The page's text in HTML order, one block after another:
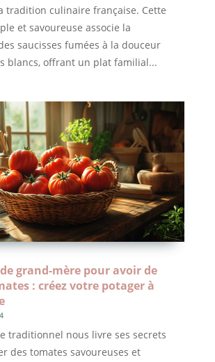
tradition culinaire française. Cette
et savoureuse associe la
saucisses fumées à la douceur
blancs, offrant un plat familial...
grand-mère pour avoir de
: créez votre potager à
traditionnel nous livre ses secrets
des tomates savoureuses et